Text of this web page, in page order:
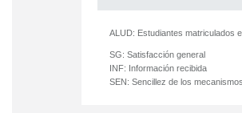
ALUD: Estudiantes matriculados
SG: Satisfacción general
INF: Información recibida
SEN: Sencillez de los mecanismos